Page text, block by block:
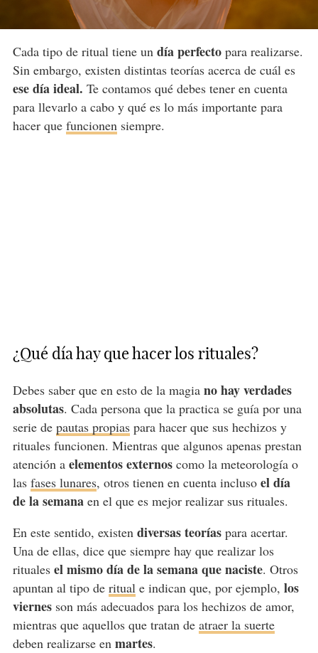
Cada tipo de ritual tiene undía perfectopara realizarse.
Sin embargo, existen distintas teorías acerca de cuál es
ese día ideal. Te contamos qué debes tener en cuenta
para llevarlo a cabo y qué es lo más importante para
hacer que funcionensiempre.
¿Qué día hay que hacer los rituales?
Debes saber que en esto de la magia no hay verdades
absolutas. Cada persona que la practica se guía por una
serie de pautas propiaspara hacer que sus hechizos y
rituales funcionen. Mientras que algunos apenas prestan
atención aelementos externoscomo la meteorología o
las fases lunares, otros tienen en cuenta inclusoel día
de la semanaen el que es mejor realizar sus rituales.
En este sentido, existen diversas teoríaspara acertar.
Una de ellas, dice que siempre hay que realizar los
rituales el mismo día de la semana que naciste. Otros
apuntan al tipo de rituale indican que, por ejemplo, los
viernesson más adecuados para los hechizos de amor,
mientras que aquellos que tratan de atraer la suerte
deben realizarse enmartes.